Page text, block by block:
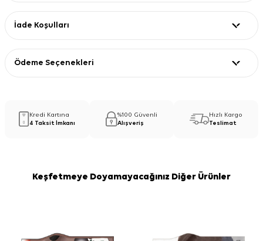
İade Koşulları
Ödeme Seçenekleri
Kredi Kartına
4 Taksit İmkanı
%100 Güvenli
Alışveriş
Hızlı Kargo
Teslimat
Keşfetmeye Doyamayacağınız Diğer Ürünler